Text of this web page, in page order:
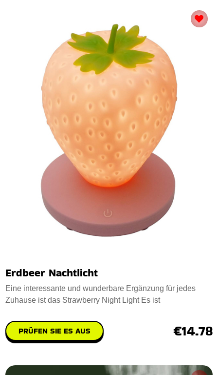
Erdbeer Nachtlicht
Eine interessante und wunderbare Ergänzung für jedes
Zuhause ist das Strawberry Night Light Es ist
PRÜFEN SIE ES AUS €14.78